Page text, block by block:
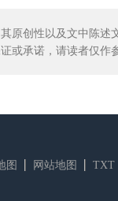
原创性以及文中陈
或承诺，请读者仅作
图 网站地图 TXT